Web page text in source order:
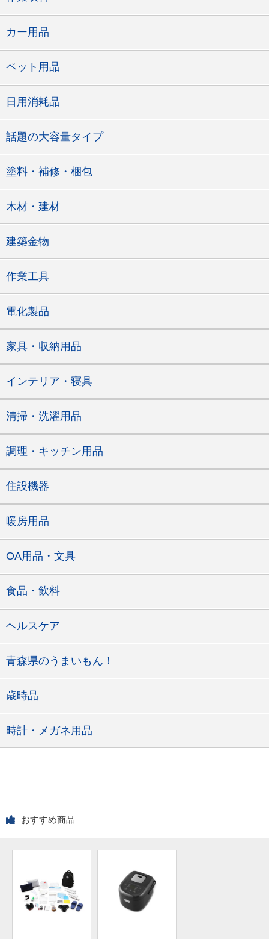
カー用品
ペット用品
日用消耗品
話題の大容量タイプ
塗料・補修・梱包
木材・建材
建築金物
作業工具
電化製品
家具・収納用品
インテリア・寝具
清掃・洗濯用品
調理・キッチン用品
住設機器
暖房用品
OA用品・文具
食品・飲料
ヘルスケア
青森県のうまいもん！
歳時品
時計・メガネ用品
おすすめ商品